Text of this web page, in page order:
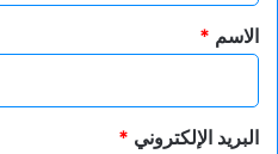
*
الاسم *
البريد الإلكتروني *